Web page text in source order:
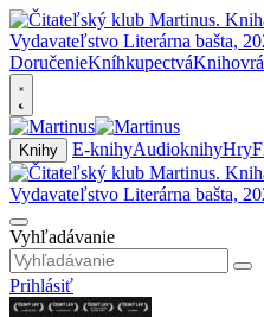
DoručenieKníhkupectvá
Knihy E-knihyAudioknihyHry
Vyhľadávanie
Prihlásiť